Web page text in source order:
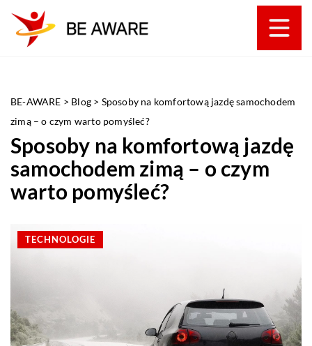
BE-AWARE > Blog > Sposoby na komfortową jazdę samochodem
zimą – o czym warto pomyśleć?
Sposoby na komfortową jazdę
samochodem zimą – o czym
warto pomyśleć?
TECHNOLOGIE